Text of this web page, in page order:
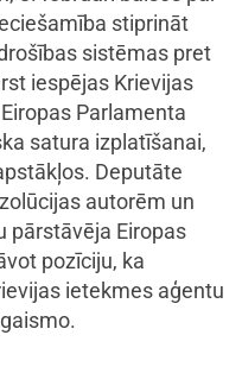
stiprināt
sistēmas pret
iespējas Krievijas
Parlamenta
satura izplatīšanai,
Deputāte
autorēm un
pārstāvēja Eiropas
pozīciju, ka
ietekmes aģentu